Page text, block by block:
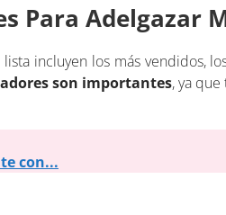
Para Adelgazar
incluyen los más vendidos,
son importantes, ya
con...